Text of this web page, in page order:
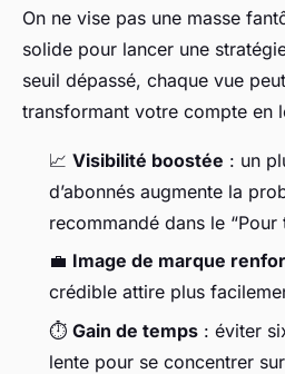
On ne vise pas une masse
solide pour lancer une
seuil dépassé, chaque vue
transformant votre compte en
📈 Visibilité boostée : un
d’abonnés augmente la
recommandé dans le “Pour
💼 Image de marque
crédible attire plus
⏱️ Gain de temps : éviter
lente pour se concentrer